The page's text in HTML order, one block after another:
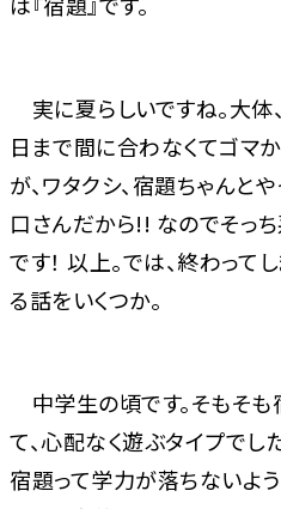
実に夏らしいですね。大
日まで間に合わなくてゴマ
が、ワタクシ、宿題ちゃんと
口さんだから!! なのでそっ
です！ 以上。では、終わって
る話をいくつか。
中学生の頃です。そもそ
て、心配なく遊ぶタイプでし
宿題って学力が落ちないよ